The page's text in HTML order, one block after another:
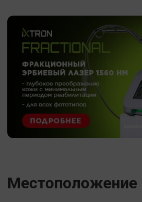
Местоположение